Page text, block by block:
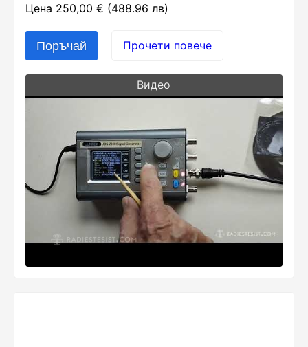
Цена 250,00 € (488.96 лв)
Прочети повече
Видео